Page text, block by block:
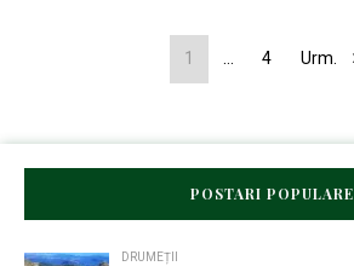
1 4 Urm.
POSTARI POPULARE
DRUMEȚII